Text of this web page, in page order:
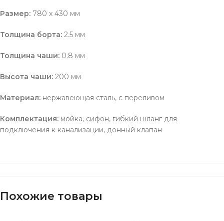
Размер: 780 x 430 мм
Толщина борта: 2.5 мм
Толщина чаши: 0.8 мм
Высота чаши: 200 мм
Материал: нержавеющая сталь, c переливом
Комплектация: мойка, сифон, гибкий шланг для
подключения к канализации, донный клапан
Похожие товары